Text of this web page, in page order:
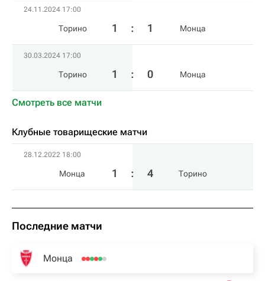
24.11.2024 17:00
Торино 1 : 1 Монца
30.03.2024 17:00
Торино 1 : 0 Монца
Смотреть все матчи
Клубные товарищеские матчи
28.12.2022 18:00
Монца 1 : 4 Торино
Последние матчи
Монца